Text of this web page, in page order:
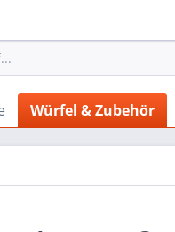
Würfel & Zubehör